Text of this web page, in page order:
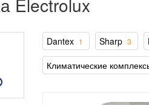
Dantex 1 Sharp 3
Климатические